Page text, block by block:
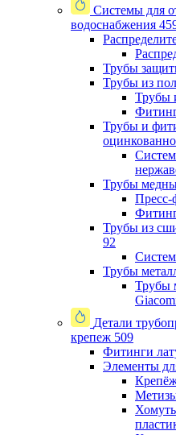
Системы для
водоснабжения
Трубы
Трубы из
Трубы
Трубы и
Трубы
Трубы из
92
Трубы
Трубы
Детали
крепеж 509
Фитинги
Элементы